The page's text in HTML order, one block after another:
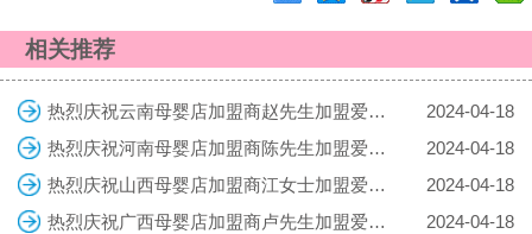
相关推荐
热烈庆祝云南母婴店加盟商赵先生加盟爱亲母婴！预祝生意兴隆！
2024-04-18
热烈庆祝河南母婴店加盟商陈先生加盟爱亲母婴！预祝生意兴隆！
2024-04-18
热烈庆祝山西母婴店加盟商江女士加盟爱亲母婴！预祝生意兴隆！
2024-04-18
热烈庆祝广西母婴店加盟商卢先生加盟爱亲母婴！预祝生意兴隆！
2024-04-18